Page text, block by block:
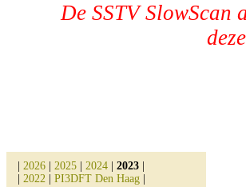
De SSTV
2026 2025 2024 2023
2022 PI3DFT Den Haag